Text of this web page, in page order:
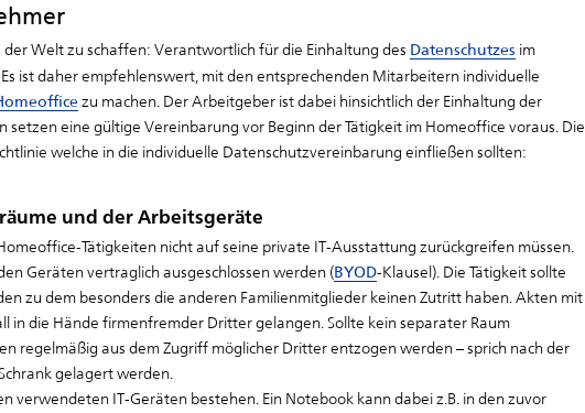
Welt zu schaffen: Verantwortlich für die Einhaltung des Datenschutzes im
Es ist daher empfehlenswert, mit den entsprechenden Mitarbeitern individuelle
zu machen. Der Arbeitgeber ist dabei hinsichtlich der Einhaltung der
eine gültige Vereinbarung vor Beginn der Tätigkeit im Homeoffice voraus. Die
welche in die individuelle Datenschutzvereinbarung einfließen sollten:
und der Arbeitsgeräte
Tätigkeiten nicht auf seine private IT-Ausstattung zurückgreifen müssen.
Geräten vertraglich ausgeschlossen werden (BYOD-Klausel). Die Tätigkeit sollte
zu dem besonders die anderen Familienmitglieder keinen Zutritt haben. Akten mit
in die Hände firmenfremder Dritter gelangen. Sollte kein separater Raum
regelmäßig aus dem Zugriff möglicher Dritter entzogen werden – sprich nach der
gelagert werden.
verwendeten IT-Geräten bestehen. Ein Notebook kann dabei z.B. in den zuvor